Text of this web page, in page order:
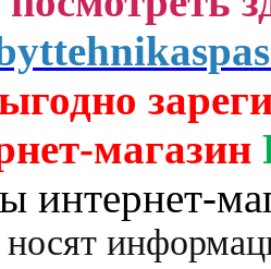
зар
магазин
интернет-